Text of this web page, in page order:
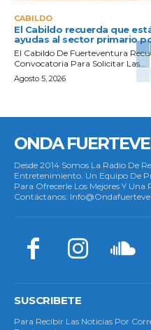
CABILDO
El Cabildo recuerda que
ayudas al sector primario
El Cabildo De Fuerteventura
Convocatoria Para Solicitar Las...
Agosto 5, 2026
ONDA
Desde 2014 Somos La Radio De
Entretenimiento. Un Equipo De
Para Ofrecerle Los Mejores Y
Contáctanos:
SUSCRIBETE
Para Recibir Las Noticias Por